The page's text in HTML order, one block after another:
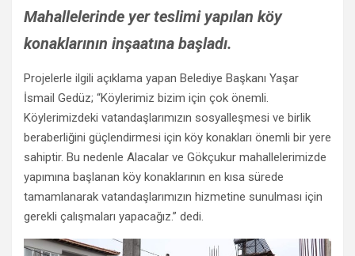
Mahallelerinde yer teslimi yapılan köy
konaklarının inşaatına başladı.
Projelerle ilgili açıklama yapan Belediye Başkanı Yaşar
İsmail Gedüz; “Köylerimiz bizim için çok önemli.
Köylerimizdeki vatandaşlarımızın sosyalleşmesi ve birlik
beraberliğini güçlendirmesi için köy konakları önemli bir yere
sahiptir. Bu nedenle Alacalar ve Gökçukur mahallelerimizde
yapımına başlanan köy konaklarının en kısa sürede
tamamlanarak vatandaşlarımızın hizmetine sunulması için
gerekli çalışmaları yapacağız.” dedi.